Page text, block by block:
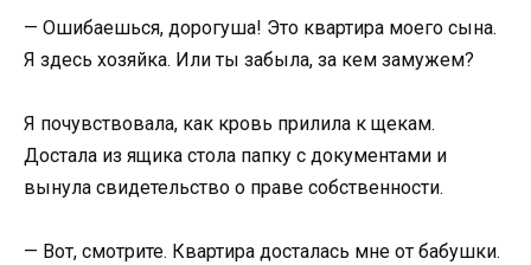
— Ошибаешься, дорогуша! Это квартира моего сына.
Я здесь хозяйка. Или ты забыла, за кем замужем?
Я почувствовала, как кровь прилила к щекам.
Достала из ящика стола папку с документами и
вынула свидетельство о праве собственности.
— Вот, смотрите. Квартира досталась мне от бабушки.